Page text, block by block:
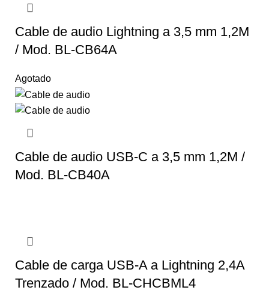
Cable de audio Lightning a 3,5 mm 1,2M
/ Mod. BL-CB64A
Agotado
Cable de audio USB-C a 3,5 mm 1,2M /
Mod. BL-CB40A
Cable de carga USB-A a Lightning 2,4A
Trenzado / Mod. BL-CHCBML4